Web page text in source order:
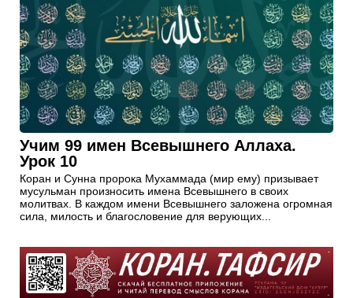
Учим 99 имен Всевышнего Аллаха.
Урок 10
Коран и Сунна пророка Мухаммада (мир ему) призывает
мусульман произносить имена Всевышнего в своих
молитвах. В каждом имени Всевышнего заложена огромная
сила, милость и благословение для верующих...